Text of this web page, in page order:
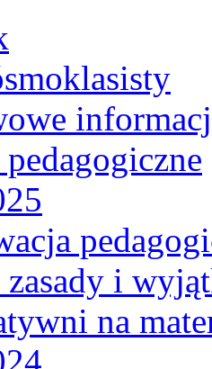
zasady i
na